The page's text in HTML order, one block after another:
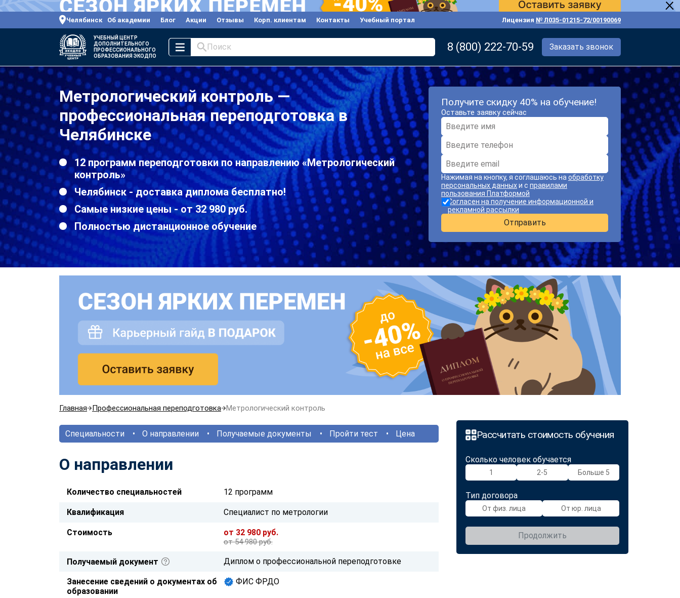
Челябинск Об академии Блог Акции Отзывы Корп. клиентам Контакты Учебный портал Лицензия № Л035-01215-72/00190069
УЧЕБНЫЙ ЦЕНТР
ДОПОЛНИТЕЛЬНОГО
ПРОФЕССИОНАЛЬНОГО
ОБРАЗОВАНИЯ ЭКОДПО
Поиск 8 (800) 222-70-59 Заказать звонок
Метрологический контроль —
профессиональная переподготовка в
Челябинске
12 программ переподготовки по направлению «Метрологический
контроль»
Челябинск - доставка диплома бесплатно!
Самые низкие цены - от 32 980 руб.
Полностью дистанционное обучение
Получите скидку 40% на обучение!
Оставьте заявку сейчас
Нажимая на кнопку, я соглашаюсь на обработку
персональных данныхи с правилами
пользования Платформой
Согласен на получение информационной и
рекламной рассылки
Отправить
Главная Профессиональная переподготовка Метрологический контроль
Рассчитать стоимость обучения
Сколько человек обучается
1 2-5 Больше 5
Тип договора
От физ. лица От юр. лица
Продолжить
Специальности О направлении Получаемые документы Пройти тест Цена
О направлении
Количество специальностей 12 программ
Квалификация Специалист по метрологии
Стоимость от 32 980 руб.
от 54 980 руб.
Получаемый документ Диплом о профессиональной переподготовке
Занесение сведений о документах об
образовании
ФИС ФРДО